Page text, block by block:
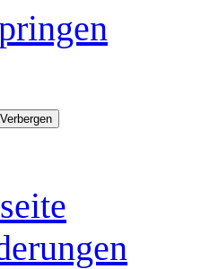
Verbergen